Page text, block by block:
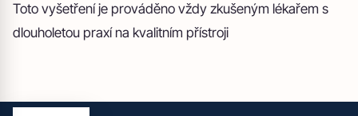
Toto vyšetření je prováděno vždy zkušeným lékařem s
dlouholetou praxí na kvalitním přístroji